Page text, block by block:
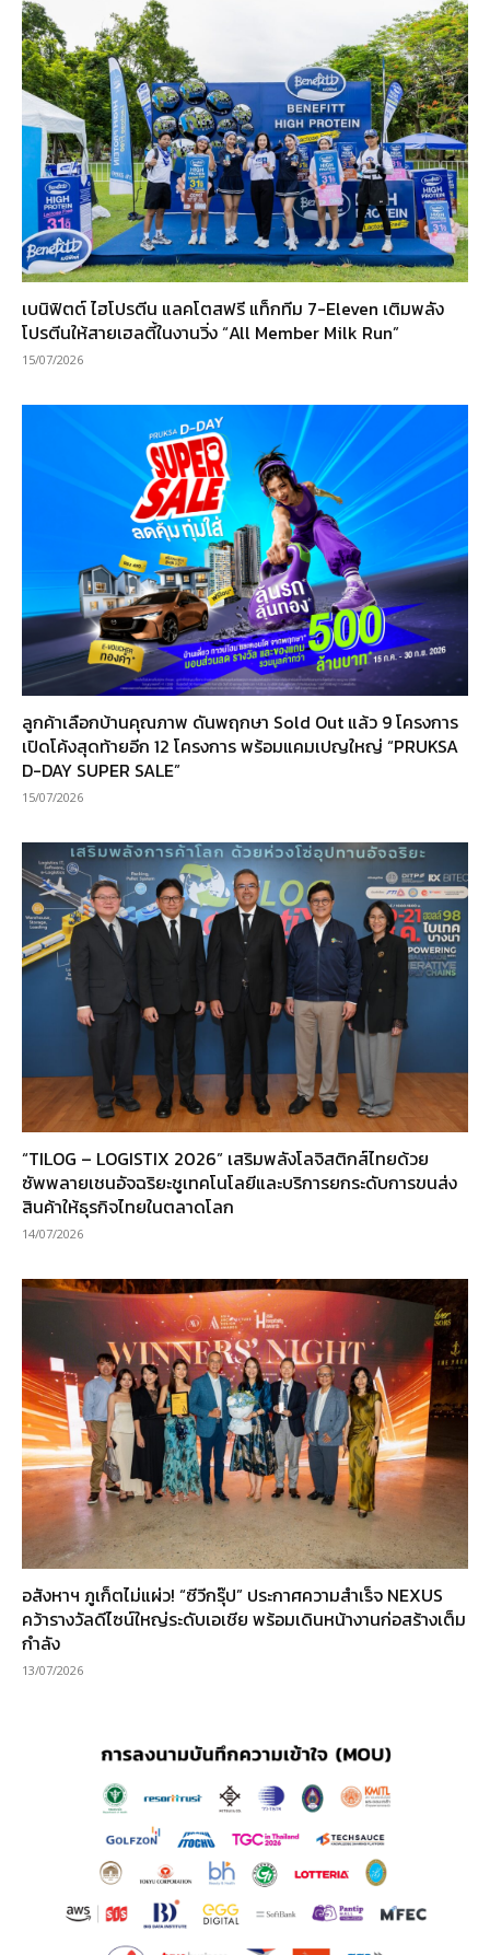
เบนิฟิตต์ ไฮโปรตีน แลคโตสฟรี แท็กทีม 7-Eleven เติมพลัง
โปรตีนให้สายเฮลตี้ในงานวิ่ง “All Member Milk Run”
15/07/2026
ลูกค้าเลือกบ้านคุณภาพ ดันพฤกษา Sold Out แล้ว 9 โครงการ
เปิดโค้งสุดท้ายอีก 12 โครงการ พร้อมแคมเปญใหญ่ “PRUKSA
D-DAY SUPER SALE”
15/07/2026
“TILOG – LOGISTIX 2026” เสริมพลังโลจิสติกส์ไทยด้วย
ซัพพลายเชนอัจฉริยะชูเทคโนโลยีและบริการยกระดับการขนส่ง
สินค้าให้ธุรกิจไทยในตลาดโลก
14/07/2026
อสังหาฯ ภูเก็ตไม่แผ่ว! “ซีวีกรุ๊ป” ประกาศความสำเร็จ NEXUS
คว้ารางวัลดีไซน์ใหญ่ระดับเอเชีย พร้อมเดินหน้างานก่อสร้างเต็ม
กำลัง
13/07/2026